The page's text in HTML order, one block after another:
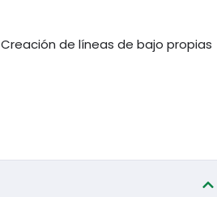
Creación de líneas de bajo propias